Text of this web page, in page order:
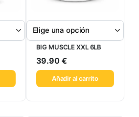
BIG MUSCLE XXL 6LB
39.90 €
Añadir al carrito